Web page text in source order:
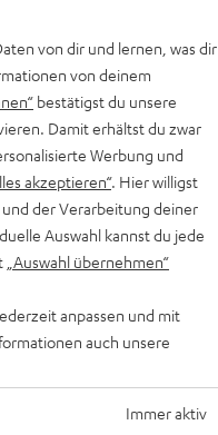
Kein Problem, wir
von dir und lernen, was dir
von deinem
bestätigst du unsere
Damit erhältst du zwar
Werbung und
akzeptieren“. Hier willigst
der Verarbeitung deiner
Auswahl kannst du jede
„Auswahl übernehmen“
anpassen und mit
auch unsere
Immer aktiv